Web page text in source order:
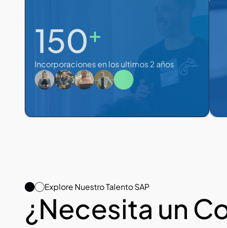
150+
Incorporaciones en los ultimos 2 años
Explore Nuestro Talento SAP
¿Necesita un